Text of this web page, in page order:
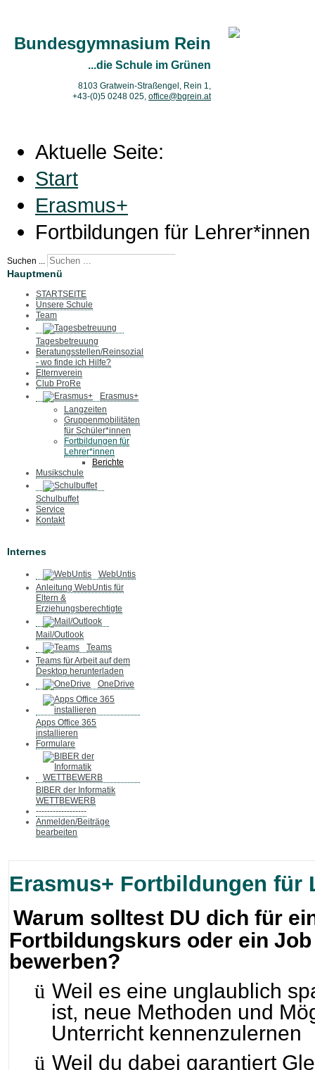
Bundesgymnasium Rein
...die Schule im Grünen
8103 Gratwein-Straßengel, Rein 1,
+43-(0)5 0248 025, office@bgrein.at
Aktuelle Seite:
Start
Erasmus+
Fortbildungen für Lehrer*innen
Suchen ...
Hauptmenü
STARTSEITE
Unsere Schule
Team
Tagesbetreuung
Beratungsstellen/Reinsozial
- wo finde ich Hilfe?
Elternverein
Club ProRe
Erasmus+
Langzeiten
Gruppenmobilitäten
für Schüler*innen
Fortbildungen für
Lehrer*innen
Berichte
Musikschule
Schulbuffet
Service
Kontakt
Internes
WebUntis
Anleitung WebUntis für
Eltern &
Erziehungsberechtigte
Mail/Outlook
Teams
Teams für Arbeit auf dem
Desktop herunterladen
OneDrive
Apps Office 365
installieren
Formulare
BIBER der Informatik
WETTBEWERB
------------------
Anmelden/Beiträge
bearbeiten
Erasmus+ Fortbildungen für
Warum solltest DU dich für
Fortbildungskurs oder ein
bewerben?
ü Weil es eine unglaublich
ist, neue Methoden und
Unterricht kennenzulernen
ü Weil du dabei garantiert